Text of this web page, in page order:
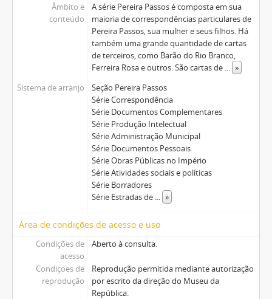
Âmbito e
conteúdo
A série Pereira Passos é composta em sua
maioria de correspondências particulares de
Pereira Passos, sua mulher e seus filhos. Há
também uma grande quantidade de cartas
de terceiros, como Barão do Rio Branco,
Ferreira Rosa e outros. São cartas de ... »
Sistema de arranjo
Seção Pereira Passos
Série Correspondência
Série Documentos Complementares
Série Produção Intelectual
Série Administração Municipal
Série Documentos Pessoais
Série Obras Públicas no Império
Série Atividades sociais e políticas
Série Borradores
Série Estradas de ... »
Área de condições de acesso e uso
Condições de
acesso
Aberto à consulta.
Condiçoes de
reprodução
Reprodução permitida mediante autorização
por escrito da direção do Museu da
República.